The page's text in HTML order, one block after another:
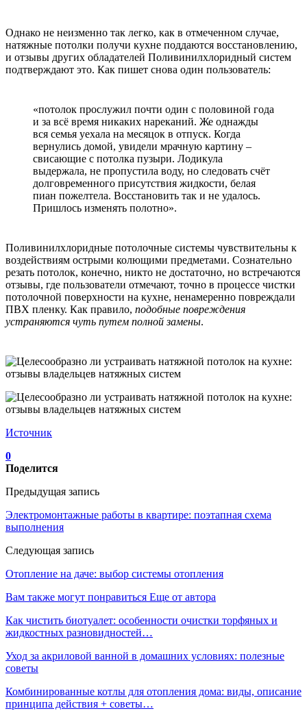
Однако не неизменно так легко, как в отмеченном случае,
натяжные потолки получи кухне поддаются восстановлению,
и отзывы других обладателей Поливинилхлоридный систем
подтверждают это. Как пишет снова один пользователь:
«потолок прослужил почти один с половиной года
и за всё время никаких нареканий. Же однажды
вся семья уехала на месяцок в отпуск. Когда
вернулись домой, увидели мрачную картину –
свисающие с потолка пузыри. Лодикула
выдержала, не пропустила воду, но следовать счёт
долговременного присутствия жидкости, белая
пиан пожелтела. Восстановить так и не удалось.
Пришлось изменять полотно».
Поливинилхлоридные потолочные системы чувствительны к
воздействиям острыми колющими предметами. Сознательно
резать потолок, конечно, никто не достаточно, но встречаются
отзывы, где пользователи отмечают, точно в процессе чистки
потолочной поверхности на кухне, ненамеренно повреждали
ПВХ пленку. Как правило, подобные повреждения
устраняются чуть путем полной замены.
Источник
0
Поделится
Предыдущая запись
Электромонтажные работы в квартире: поэтапная схема
выполнения
Следующая запись
Отопление на даче: выбор системы отопления
Вам также могут понравиться Еще от автора
Как чистить биотуалет: особенности очистки торфяных и
жидкостных разновидностей…
Уход за акриловой ванной в домашних условиях: полезные
советы
Комбинированные котлы для отопления дома: виды, описание
принципа действия + советы…